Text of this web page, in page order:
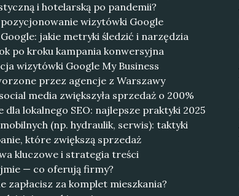
i hotelarską po pandemii?
wizytówki Google
jakie metryki śledzić i narzędzia
po kroku kampania konwersyjna
wizytówki Google My Business
przez agencje z Warszawy
media zwiększyła sprzedaż o 200%
lokalnego SEO: najlepsze praktyki 2025
(np. hydraulik, serwis): taktyki
które zwiększą sprzedaż
kluczowe i strategia treści
— co oferują firmy?
zapłacisz za komplet mieszkania?